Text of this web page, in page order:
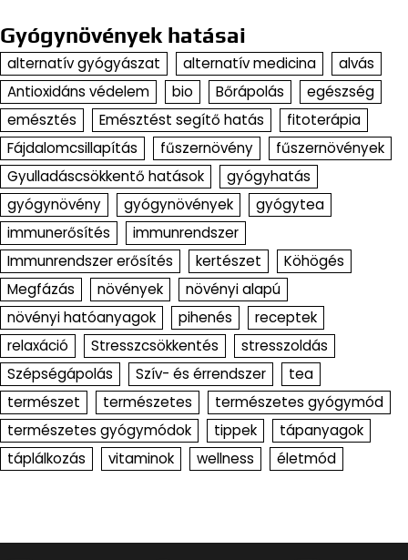
Gyógynövények hatásai
alternatív gyógyászat alternatív medicina
alvás
Antioxidáns védelem
bio Bőrápolás
egészség
emésztés
Emésztést segítő hatás
fitoterápia
Fájdalomcsillapítás
fűszernövény
fűszernövények
Gyulladáscsökkentő hatások
gyógyhatás
gyógynövény
gyógynövények
gyógytea
immunerősítés
immunrendszer
Immunrendszer erősítés
kertészet
Köhögés
Megfázás
növények
növényi alapú
növényi hatóanyagok
pihenés
receptek
relaxáció
Stresszcsökkentés
stresszoldás
Szépségápolás
Szív- és érrendszer
tea
természet
természetes
természetes gyógymód
természetes gyógymódok
tippek
tápanyagok
táplálkozás
vitaminok wellness életmód